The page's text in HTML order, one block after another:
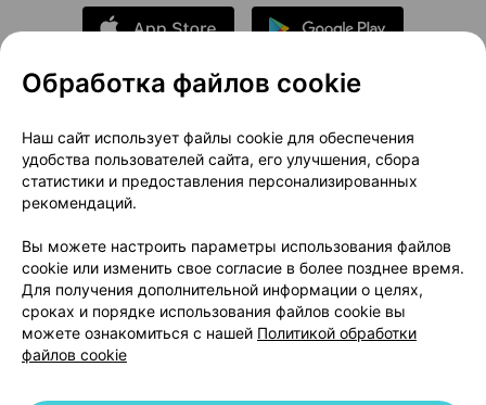
О проекте
Новости проекта
Размещение рекламы
Медицинский маркетинг
Публичный договор
Доставка
Способы оплаты
Вакансии
Партнеры
Написать руководителю 103.by
Написать в поддержку
Персональные настройки Cookie
Обработка файлов cookie
Наш сайт использует файлы cookie для обеспечения
удобства пользователей сайта, его улучшения, сбора
статистики и предоставления персонализированных
рекомендаций.
Вы можете настроить параметры использования файлов
cookie или изменить свое согласие в более позднее время.
Для получения дополнительной информации о целях,
сроках и порядке использования файлов cookie вы
можете ознакомиться с нашей Политикой обработки
файлов cookie